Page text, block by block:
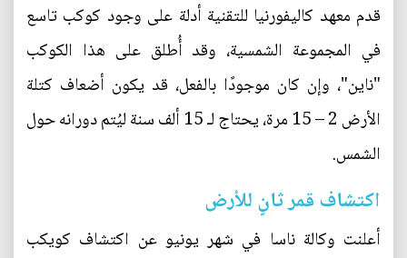
قدم معهد كاليفورنيا للتقنية أدلة على وجود كوكب تاسع
في المجموعة الشمسية، وقد أُطلق على هذا الكوكب
"ناين"، وإن كان موجودًا بالفعل، قد يكون أضعاف كتلة
الأرض 2 – 15 مرة، يحتاج لـ 15 ألف سنة ليُتم دورانه حول
الشمس.
اكتشاف قمر ثانٍ للأرض
أعلنت وكالة ناسا في شهر يونيو عن اكتشاف كويكب